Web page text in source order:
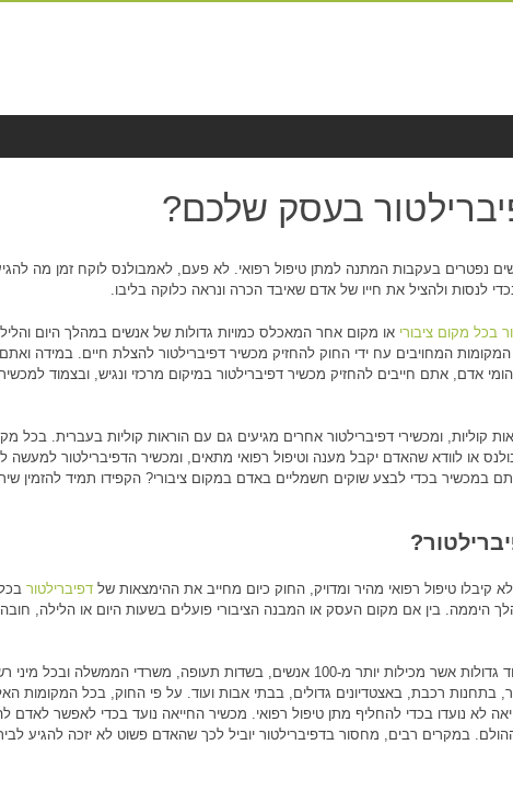
בעסק שלכם?
נפטרים בעקבות המתנה למתן טיפול רפואי. לא פעם, לאמבולנס לוקח זמן מה
לנסות ולהציל את חייו של אדם שאיבד הכרה ונראה כלוקה בליבו.
בכל מקום ציבורי או מקום אחר המאכלס כמויות גדולות של אנשים במהלך היום
המחויבים עח ידי החוק להחזיק מכשיר דפיברילטור להצלת חיים. במידה
אדם, אתם חייבים להחזיק מכשיר דפיברילטור במיקום מרכזי ונגיש, ובצמוד
קוליות, ומכשירי דפיברילטור אחרים מגיעים גם עם הוראות קוליות בעברית. בכל
או לוודא שהאדם יקבל מענה וטיפול רפואי מתאים, ומכשיר הדפיברילטור למעשה
במכשיר בכדי לבצע שוקים חשמליים באדם במקום ציבורי? הקפידו תמיד להזמין
טיפול רפואי מהיר ומדויק, החוק כיום מחייב את ההימצאות של דפיברילטור
המונה למעלה מ-500 אנשים במהלך היממה. בין אם מקום העסק או המבנה הציבורי פועלים בשעות היום או הלילה,
מכשירי דפיברילטורים חייבים להימצא באוניות מאוד גדולות אשר מכילות יותר מ-100 אנשים, בשדות תעופה, משרדי הממשלה ובכל
בתחנות רכבת, באצטדיונים גדולים, בבתי אבות ועוד. על פי החוק, בכל המקומות
לא נועדו בכדי להחליף מתן טיפול רפואי. מכשיר החייאה נועד בכדי לאפשר לאדם
במקרים רבים, מחסור בדפיברילטור יוביל לכך שהאדם פשוט לא יזכה להגיע